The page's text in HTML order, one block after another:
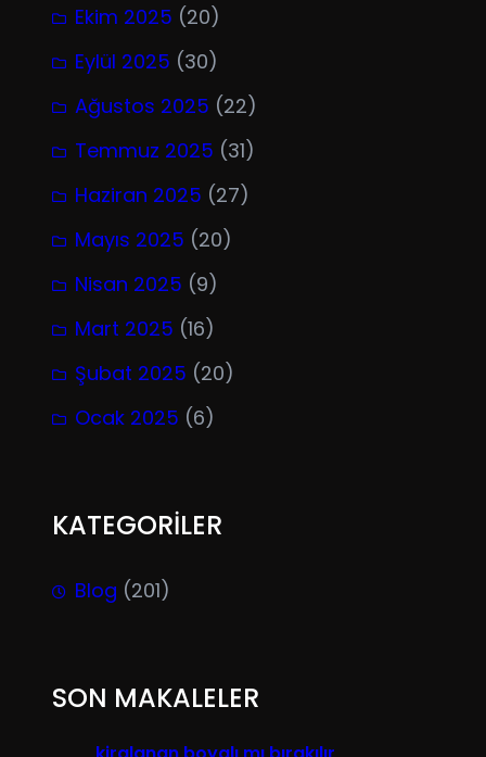
Ekim 2025 (20)
Eylül 2025 (30)
Ağustos 2025 (22)
Temmuz 2025 (31)
Haziran 2025 (27)
Mayıs 2025 (20)
Nisan 2025 (9)
Mart 2025 (16)
Şubat 2025 (20)
Ocak 2025 (6)
KATEGORİLER
Blog (201)
SON MAKALELER